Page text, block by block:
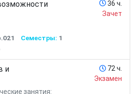
36 ч.
Зачет
Семестры: 1
и
занятия:
72 ч.
Экзамен